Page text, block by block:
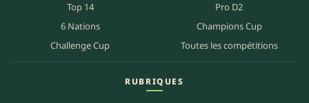
Top 14
Pro D2
6 Nations
Champions Cup
Challenge Cup
Toutes les compétitions
RUBRIQUES